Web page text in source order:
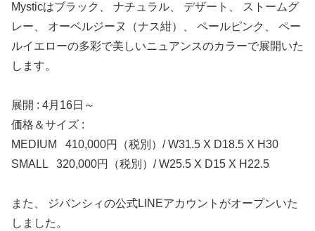
Mysticはブラック、 ナチュラル、 デザート、 ストームグ
レー、 オーベルジーヌ（ナス紺）、 ペールピンク、 ペー
ルイエローの多彩で美しいニュアンスのカラーで展開いた
します。
展開 : 4月16日～
価格＆サイズ :
MEDIUM 410,000円（税別）/ W31.5 X D18.5 X H30
SMALL 320,000円（税別）/ W25.5 X D15 X H22.5
また、 ジバンシィの公式LINEアカウントがオープンいた
しました。